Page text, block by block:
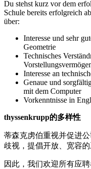
Du stehst kurz vor dem
Schule bereits erfolgreich
über:
Interesse und sehr
Geometrie
Technisches
Interesse an
Genaue und
mit dem Computer
Vorkenntnisse in
thyssenkrupp的多样性
蒂森克虏伯重视并促进
歧视，提倡开放、宽容
因此，我们欢迎所有应